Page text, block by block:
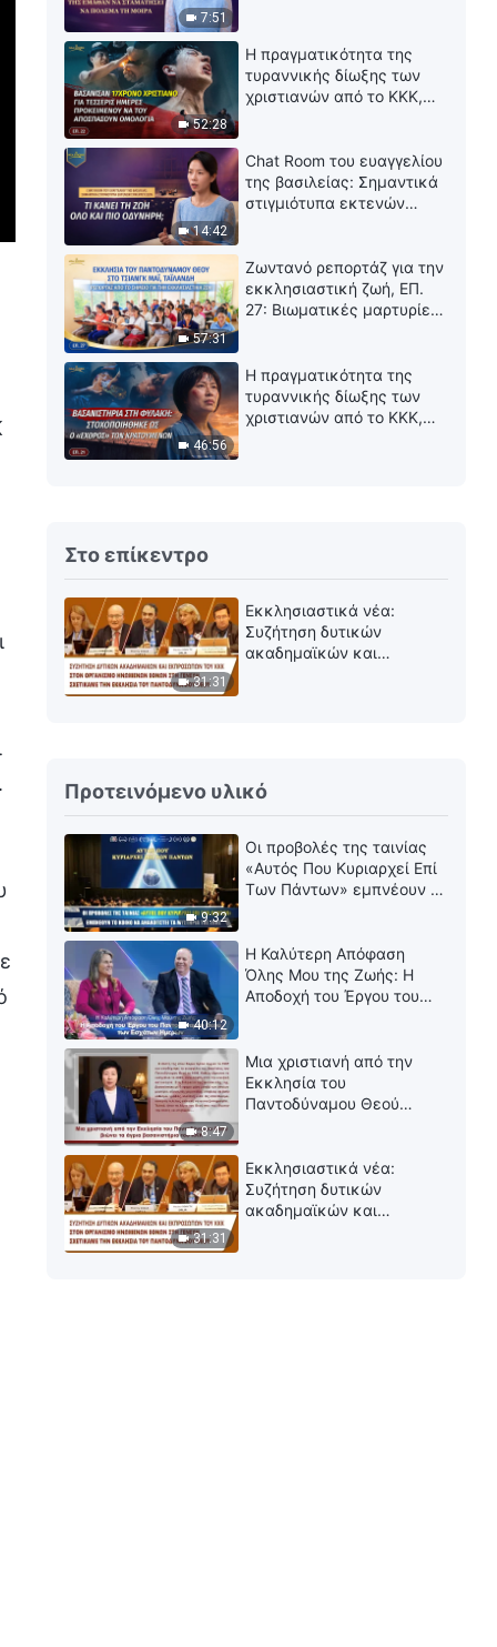
7:51
σταματήσει να πολεμά τη
μοίρα
52:28
Η πραγματικότητα της
τυραννικής δίωξης των
χριστιανών από το ΚΚΚ,
τέσσερις ημέρες
προκειμένου να του
αποσπάσουν ομολογία
14:42
Chat Room του ευαγγελίου
της βασιλείας: Σημαντικά
στιγμιότυπα εκτενών
οδυνηρή;
57:31
Ζωντανό ρεπορτάζ για την
εκκλησιαστική ζωή, ΕΠ.
27: Βιωματικές μαρτυρίες
Τσιάνγκ Μάι, Ταϊλάνδη:
Είναι τόσο πολύτιμο να
βιώνεις την κρίση
46:56
Η πραγματικότητα της
τυραννικής δίωξης των
χριστιανών από το ΚΚΚ,
Στο επίκεντρο
31:31
Εκκλησιαστικά νέα:
Συζήτηση δυτικών
ακαδημαϊκών και
Προτεινόμενο υλικό
9:32
Οι προβολές της ταινίας
«Αυτός Που Κυριαρχεί Επί
Των Πάντων» εμπνέουν το
40:12
Η Καλύτερη Απόφαση
Όλης Μου της Ζωής: Η
Αποδοχή του Έργου του
8:47
Μια χριστιανή από την
Εκκλησία του
Παντοδύναμου Θεού
Τσουανσόνγκ
31:31
Εκκλησιαστικά νέα:
Συζήτηση δυτικών
ακαδημαϊκών και